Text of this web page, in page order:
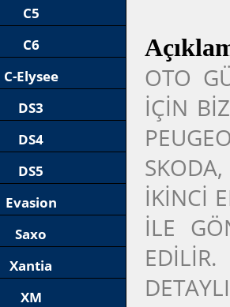
C5
C6
C-Elysee
DS3
DS4
DS5
Evasion
Saxo
Xantia
XM
OTO
İÇİN
İKİNCİ
İLE